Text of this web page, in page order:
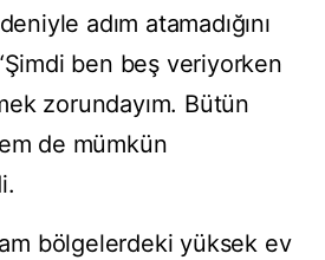
adım atamadığını
ben beş veriyorken
zorundayım. Bütün
de mümkün
bölgelerdeki yüksek ev